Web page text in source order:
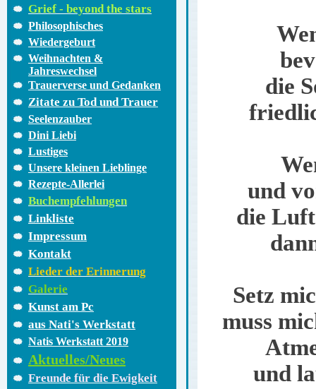
Grief - beyond the stars
Philosophisches
Wiedergeburt
Weihnachten &
Jahreswechsel
Trauerverse und Gedanken
Zitate zu Tod und Trauer
Seelenzauber
Dini Liebi
Lustiges
Unsere kleinen Lieblinge
Rezepte-Allerlei
Buchempfehlungen
Linkliste
Impressum
Kontakt
Lieder der Erinnerung
Galerie
Kunst am Pc
aus Nati's Werkstatt
Natis Werkstatt 2019
Aktuelles/Neues
Freunde für die Ewigkeit
die
und
die
Setz
muss
und